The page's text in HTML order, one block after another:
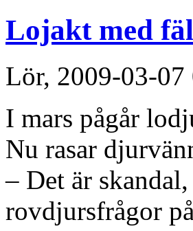
Lojakt med
Lör, 2009-03-07
I mars pågår
Nu rasar
– Det är
rovdjursfrågor